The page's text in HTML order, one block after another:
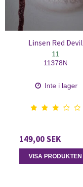
Linsen Red Devil
11
11378N
Inte i lager
149,00 SEK
VISA PRODUKTEN